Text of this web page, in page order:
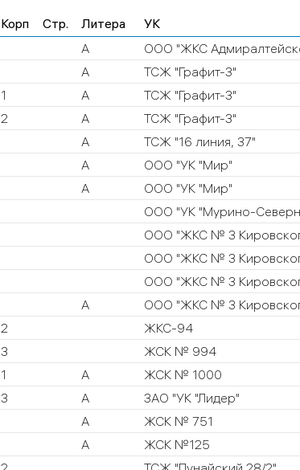
Корп Стр. Литера
УК
А
ООО "ЖКС
А
ТСЖ "Графит-3"
1 А
ТСЖ "Графит-3"
2 А
ТСЖ "Графит-3"
А
ТСЖ "16 линия, 37"
А
ООО "УК "Мир"
А
ООО "УК "Мир"
ООО "УК "Мурино-
ООО "ЖКС № 3
ООО "ЖКС № 3
ООО "ЖКС № 3
А
ООО "ЖКС № 3
2
ЖКС-94
3
ЖСК № 994
1 А
ЖСК № 1000
3 А
ЗАО "УК "Лидер"
А
ЖСК № 751
А
ЖСК №125